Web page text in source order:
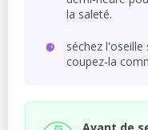
la saleté.
séchez
coupez-la
Avant de